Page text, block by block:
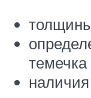
наличия